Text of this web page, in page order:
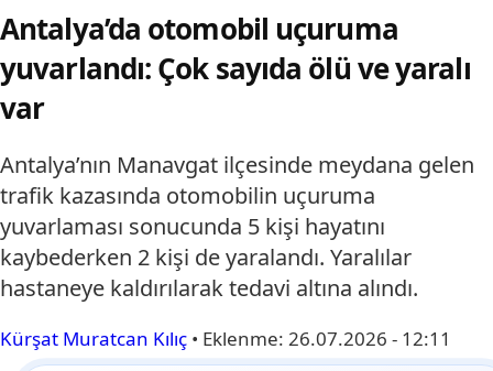
Antalya’da otomobil uçuruma
yuvarlandı: Çok sayıda ölü ve yaralı
var
Antalya’nın Manavgat ilçesinde meydana gelen
trafik kazasında otomobilin uçuruma
yuvarlaması sonucunda 5 kişi hayatını
kaybederken 2 kişi de yaralandı. Yaralılar
hastaneye kaldırılarak tedavi altına alındı.
Kürşat Muratcan Kılıç • Eklenme: 26.07.2026 - 12:11